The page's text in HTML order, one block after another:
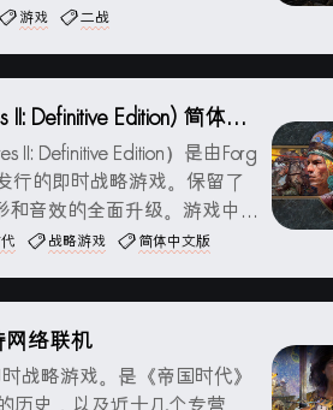
游戏，它描述了您在历史书
是...
游戏 二战
Definitive Edition) 简体中
II: Definitive Edition）是由Forg
行的即时战略游戏。保留了
音效的全面升级。游戏中包
文明、任务、战役和多人游
战略游戏 简体中文版
网络联机
战略游戏。是《帝国时代》
历史，以及近十几个专营